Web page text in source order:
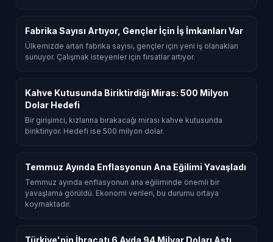
Fabrika Sayısı Artıyor, Gençler İçin İş İmkanları Var
Ülkemizde artan fabrika sayısı, gençler için yeni iş olanakları
sunuyor. Çalışmak isteyenler için fırsatlar artıyor.
Kahve Kutusunda Biriktirdiği Miras: 500 Milyon
Dolar Hedefi
Bir girişimci, kızlarına bırakacağı mirası kahve kutusunda
biriktiriyor. Hedefi ise 500 milyon dolar.
Temmuz Ayında Enflasyonun Ana Eğilimi Yavaşladı
Temmuz ayında enflasyonun ana eğiliminde önemli bir
yavaşlama görüldü. Ekonomi verileri, bu durumu ortaya
koymaktadır.
Türkiye'nin İhracatı 6 Ayda 94 Milyar Doları Aştı